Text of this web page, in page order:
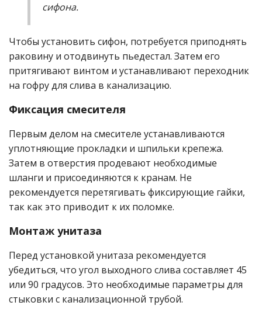
сифона.
Чтобы установить сифон, потребуется приподнять
раковину и отодвинуть пьедестал. Затем его
притягивают винтом и устанавливают переходник
на гофру для слива в канализацию.
Фиксация смесителя
Первым делом на смесителе устанавливаются
уплотняющие прокладки и шпильки крепежа.
Затем в отверстия продевают необходимые
шланги и присоединяются к кранам. Не
рекомендуется перетягивать фиксирующие гайки,
так как это приводит к их поломке.
Монтаж унитаза
Перед установкой унитаза рекомендуется
убедиться, что угол выходного слива составляет 45
или 90 градусов. Это необходимые параметры для
стыковки с канализационной трубой.